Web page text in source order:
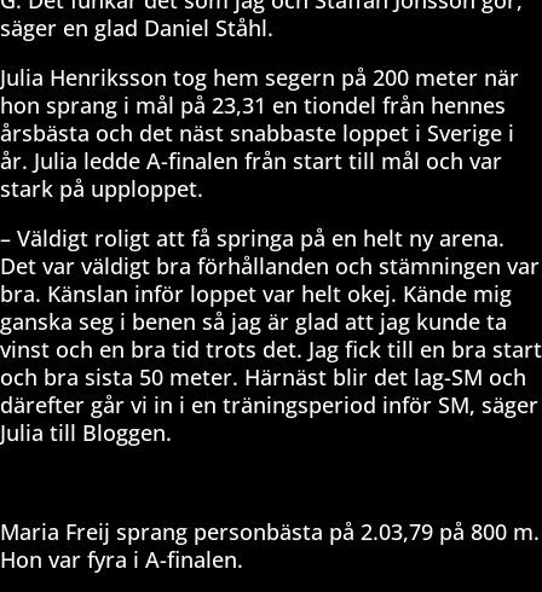
säger en glad Daniel Ståhl.
Julia Henriksson tog hem segern på 200 meter när
hon sprang i mål på 23,31 en tiondel från hennes
årsbästa och det näst snabbaste loppet i Sverige i
år. Julia ledde A-finalen från start till mål och var
stark på upploppet.
– Väldigt roligt att få springa på en helt ny arena.
Det var väldigt bra förhållanden och stämningen var
bra. Känslan inför loppet var helt okej. Kände mig
ganska seg i benen så jag är glad att jag kunde ta
vinst och en bra tid trots det. Jag fick till en bra start
och bra sista 50 meter. Härnäst blir det lag-SM och
därefter går vi in i en träningsperiod inför SM, säger
Julia till Bloggen.
Maria Freij sprang personbästa på 2.03,79 på 800 m.
Hon var fyra i A-finalen.